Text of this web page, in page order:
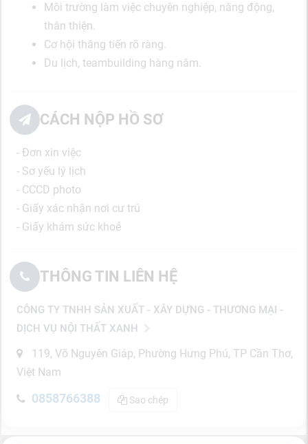
Môi trường làm việc chuyên nghiệp, năng động,
thân thiện.
Cơ hội thăng tiến rõ ràng.
Du lịch, teambuilding hàng năm.
CÁCH NỘP HỒ SƠ
- Đơn xin việc
- Sơ yếu lý lịch
- CCCD photo
- Giấy xác nhận nơi cư trú
- Giấy khám sức khoẻ
THÔNG TIN LIÊN HỆ
CÔNG TY TNHH SẢN XUẤT - XÂY DỰNG - THƯƠNG MẠI -
DỊCH VỤ NỘI THẤT XANH
119, Võ Nguyên Giáp, Phường Hưng Phú, TP Cần Thơ,
Việt Nam
0858766388 Sao chép